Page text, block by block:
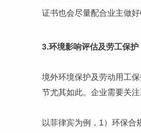
证书也会尽量配合业主做好
3.环境影响评估及劳工保护
境外环境保护及劳动用工
节尤其如此。企业需要关
以菲律宾为例，1）环保合